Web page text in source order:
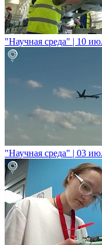
"Научная среда" | 10
"Научная среда" | 03